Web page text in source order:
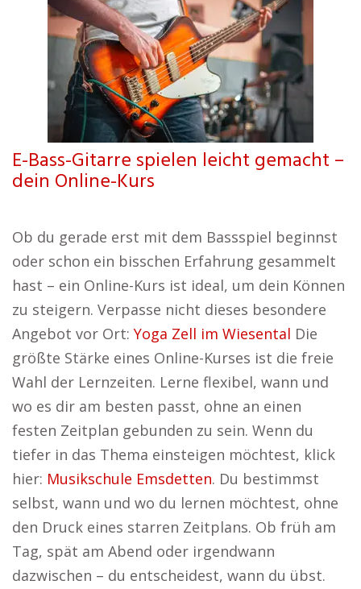
E-Bass-Gitarre spielen leicht gemacht –
dein Online-Kurs
Ob du gerade erst mit dem Bassspiel beginnst
oder schon ein bisschen Erfahrung gesammelt
hast – ein Online-Kurs ist ideal, um dein Können
zu steigern. Verpasse nicht dieses besondere
Angebot vor Ort: Yoga Zell im Wiesental Die
größte Stärke eines Online-Kurses ist die freie
Wahl der Lernzeiten. Lerne flexibel, wann und
wo es dir am besten passt, ohne an einen
festen Zeitplan gebunden zu sein. Wenn du
tiefer in das Thema einsteigen möchtest, klick
hier: Musikschule Emsdetten. Du bestimmst
selbst, wann und wo du lernen möchtest, ohne
den Druck eines starren Zeitplans. Ob früh am
Tag, spät am Abend oder irgendwann
dazwischen – du entscheidest, wann du übst.